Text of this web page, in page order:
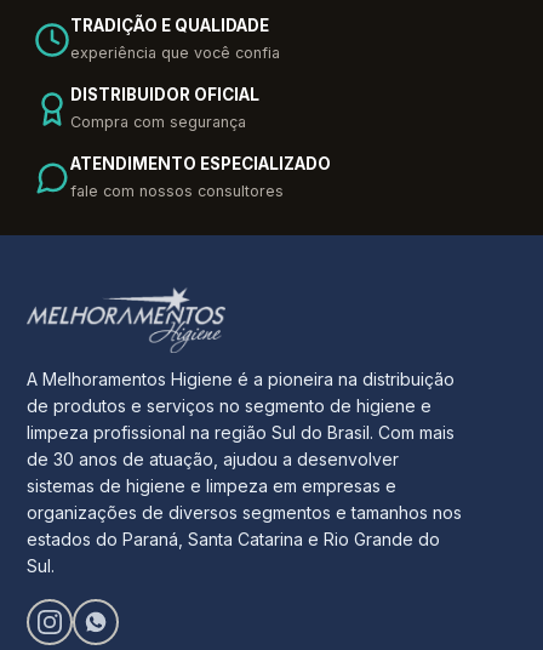
TRADIÇÃO E QUALIDADE
experiência que você confia
DISTRIBUIDOR OFICIAL
Compra com segurança
ATENDIMENTO ESPECIALIZADO
fale com nossos consultores
A Melhoramentos Higiene é a pioneira na distribuição
de produtos e serviços no segmento de higiene e
limpeza profissional na região Sul do Brasil. Com mais
de 30 anos de atuação, ajudou a desenvolver
sistemas de higiene e limpeza em empresas e
organizações de diversos segmentos e tamanhos nos
estados do Paraná, Santa Catarina e Rio Grande do
Sul.